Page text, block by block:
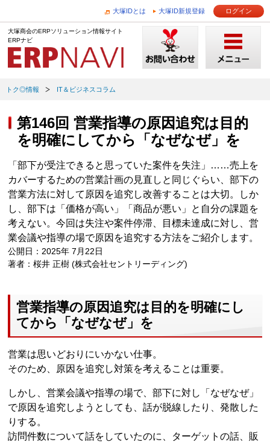
大塚IDとは 大塚ID新規登録 ログイン
大塚商会のERPソリューション情報サイト
ERPナビ
トク◎情報 IT＆ビジネスコラム
第146回 営業指導の原因追究は目的
を明確にしてから「なぜなぜ」を
「部下が受注できると思っていた案件を失注」……売上を
カバーするための営業計画の見直しと同じぐらい、部下の
営業方法に対して原因を追究し改善することは大切。しか
し、部下は「価格が高い」「商品が悪い」と自分の課題を
考えない。今回は失注や案件停滞、目標未達成に対し、営
業会議や指導の場で原因を追究する方法をご紹介します。
公開日：2025年 7月22日
著者：桜井 正樹 (株式会社セントリーディング)
営業指導の原因追究は目的を明確にし
てから「なぜなぜ」を
営業は思いどおりにいかない仕事。
そのため、原因を追究し対策を考えることは重要。
しかし、営業会議や指導の場で、部下に対し「なぜなぜ」
で原因を追究しようとしても、話が脱線したり、発散した
りする。
訪問件数について話をしていたのに、ターゲットの話、販